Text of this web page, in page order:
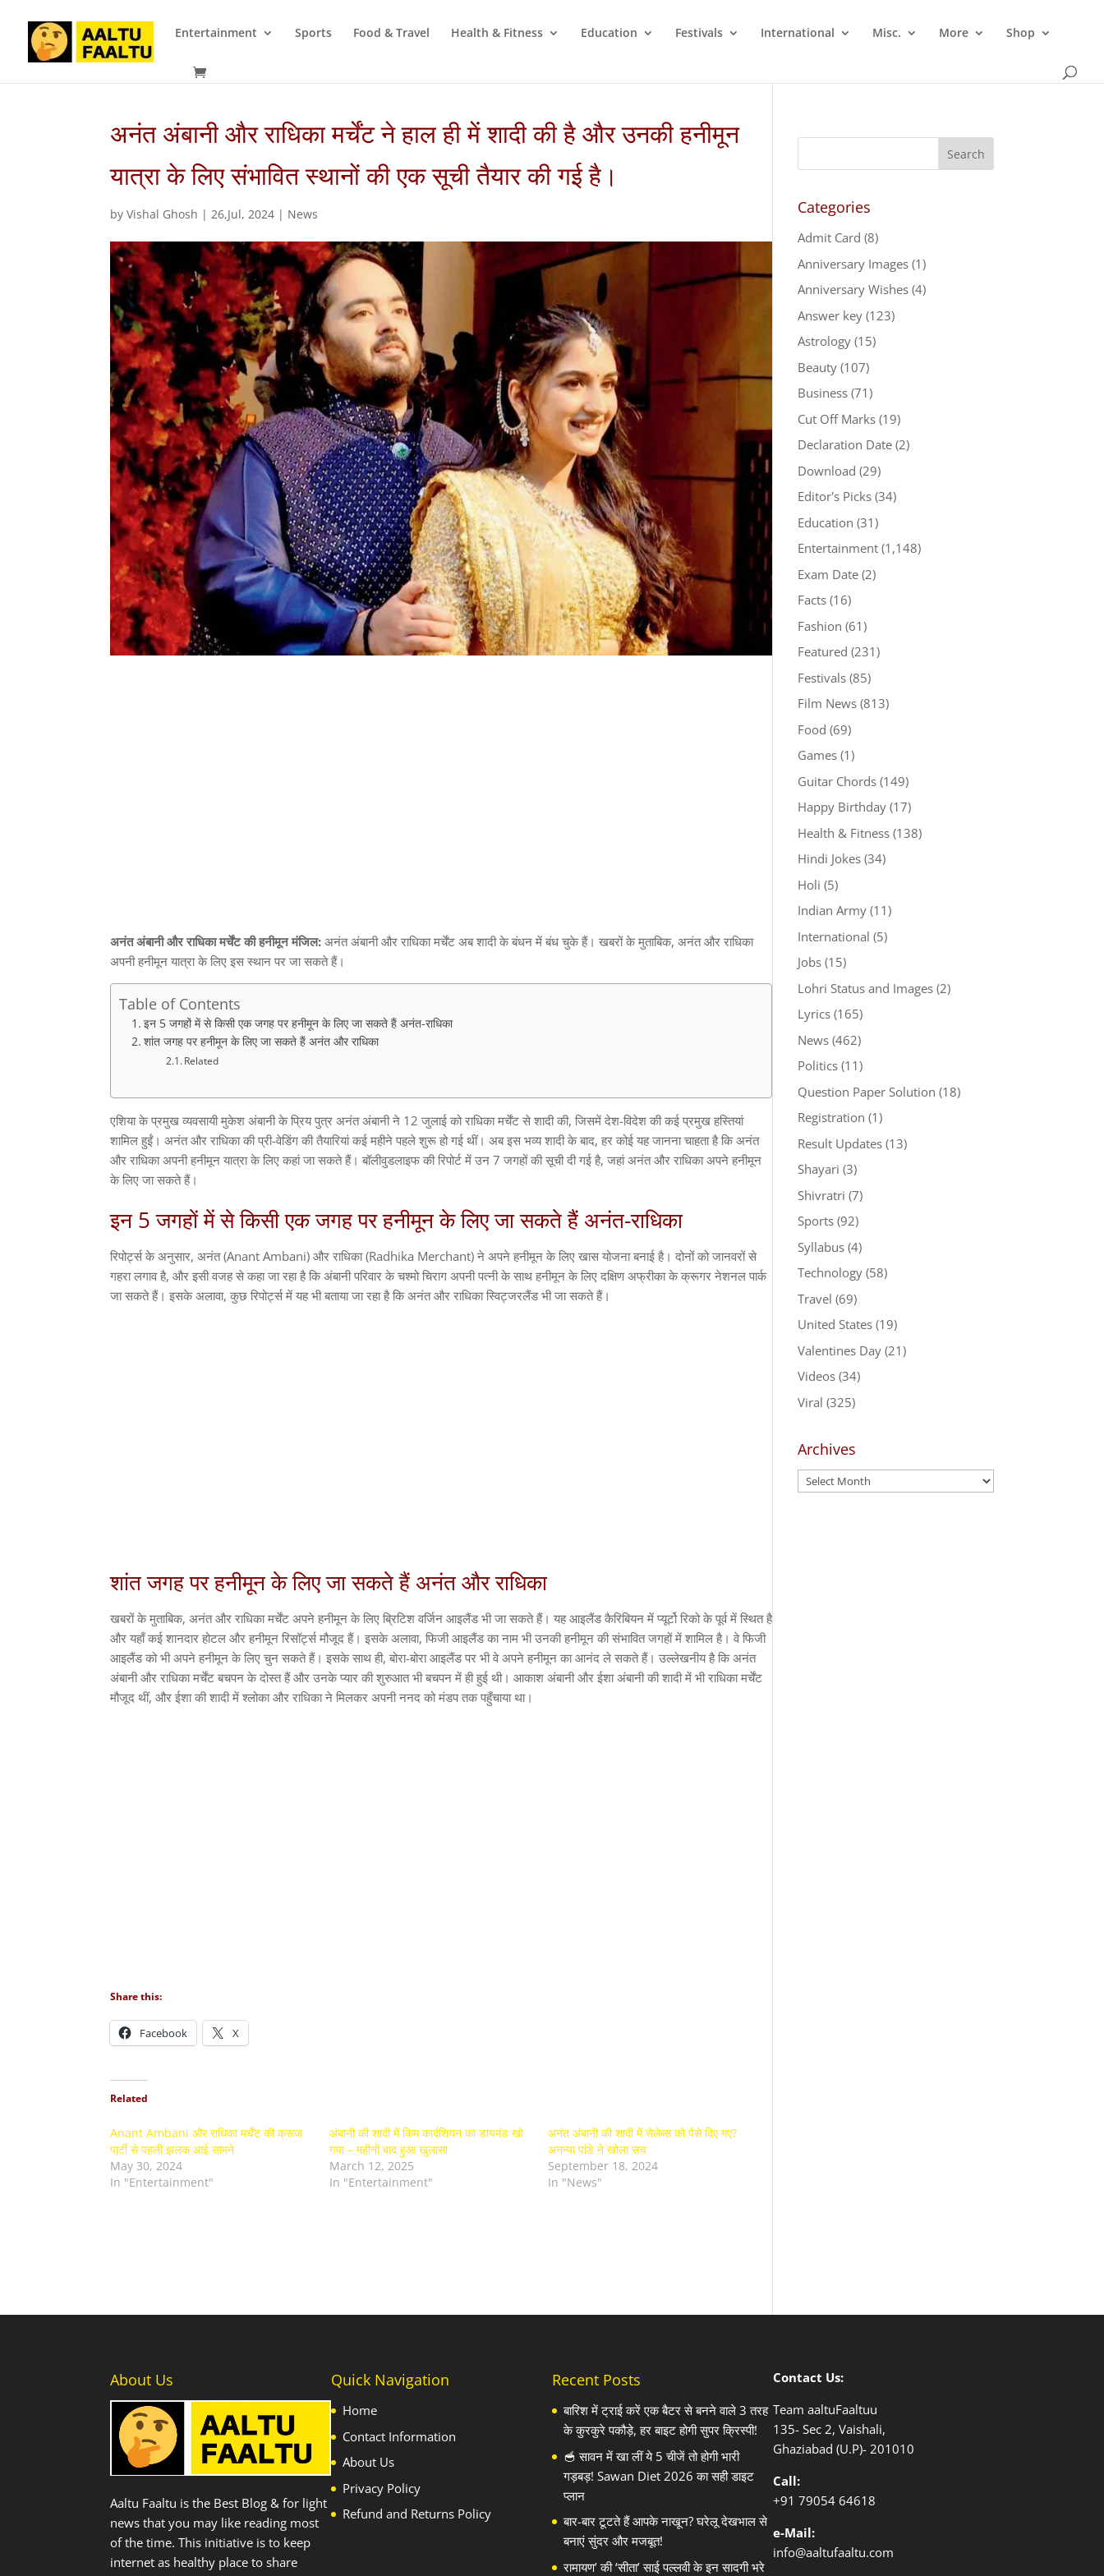
Entertainment Sports Food & Travel Health & Fitness Education Festivals International Misc. More Shop
अनंत अंबानी और राधिका मर्चेंट ने हाल ही में शादी की है और उनकी हनीमून
यात्रा के लिए संभावित स्थानों की एक सूची तैयार की गई है।
byVishal Ghosh |26,Jul, 2024 | News
अनंत अंबानी और राधिका मर्चेंट की हनीमून मंजिल: अनंत अंबानी और राधिका मर्चेंट अब शादी के बंधन में बंध चुके हैं। खबरों के मुताबिक, अनंत और राधिका
अपनी हनीमून यात्रा के लिए इस स्थान पर जा सकते हैं।
Table of Contents
इन 5 जगहों में से किसी एक जगह पर हनीमून के लिए जा सकते हैं अनंत-राधिका
शांत जगह पर हनीमून के लिए जा सकते हैं अनंत और राधिका
Related
एशिया के प्रमुख व्यवसायी मुकेश अंबानी के प्रिय पुत्र अनंत अंबानी ने 12 जुलाई को राधिका मर्चेंट से शादी की, जिसमें देश-विदेश की कई प्रमुख हस्तियां
शामिल हुईं। अनंत और राधिका की प्री-वेडिंग की तैयारियां कई महीने पहले शुरू हो गई थीं। अब इस भव्य शादी के बाद, हर कोई यह जानना चाहता है कि अनंत
और राधिका अपनी हनीमून यात्रा के लिए कहां जा सकते हैं। बॉलीवुडलाइफ की रिपोर्ट में उन 7 जगहों की सूची दी गई है, जहां अनंत और राधिका अपने हनीमून
के लिए जा सकते हैं।
इन 5 जगहों में से किसी एक जगह पर हनीमून के लिए जा सकते हैं अनंत-राधिका
रिपोर्ट्स के अनुसार, अनंत (Anant Ambani) और राधिका (Radhika Merchant) ने अपने हनीमून के लिए खास योजना बनाई है। दोनों को जानवरों से
गहरा लगाव है, और इसी वजह से कहा जा रहा है कि अंबानी परिवार के चश्मो चिराग अपनी पत्नी के साथ हनीमून के लिए दक्षिण अफ्रीका के क्रूगर नेशनल पार्क
जा सकते हैं। इसके अलावा, कुछ रिपोर्ट्स में यह भी बताया जा रहा है कि अनंत और राधिका स्विट्जरलैंड भी जा सकते हैं।
शांत जगह पर हनीमून के लिए जा सकते हैं अनंत और राधिका
खबरों के मुताबिक, अनंत और राधिका मर्चेंट अपने हनीमून के लिए ब्रिटिश वर्जिन आइलैंड भी जा सकते हैं। यह आइलैंड कैरिबियन में प्यूर्टो रिको के पूर्व में स्थित है
और यहाँ कई शानदार होटल और हनीमून रिसॉर्ट्स मौजूद हैं। इसके अलावा, फिजी आइलैंड का नाम भी उनकी हनीमून की संभावित जगहों में शामिल है। वे फिजी
आइलैंड को भी अपने हनीमून के लिए चुन सकते हैं। इसके साथ ही, बोरा-बोरा आइलैंड पर भी वे अपने हनीमून का आनंद ले सकते हैं। उल्लेखनीय है कि अनंत
अंबानी और राधिका मर्चेंट बचपन के दोस्त हैं और उनके प्यार की शुरुआत भी बचपन में ही हुई थी। आकाश अंबानी और ईशा अंबानी की शादी में भी राधिका मर्चेंट
मौजूद थीं, और ईशा की शादी में श्लोका और राधिका ने मिलकर अपनी ननद को मंडप तक पहुँचाया था।
Share this:
Facebook X
Related
Anant Ambani और राधिका मर्चेंट की क्रूज
पार्टी से पहली झलक आई सामने
May 30, 2024
In "Entertainment"
अंबानी की शादी में किम कार्दशियन का डायमंड खो
गया – महीनों बाद हुआ खुलासा
March 12, 2025
In "Entertainment"
अनंत अंबानी की शादी में सेलेब्स को पैसे दिए गए?
अनन्या पांडे ने खोला सच
September 18, 2024
In "News"
Categories
Admit Card (8)
Anniversary Images(1)
Anniversary Wishes(4)
Answer key(123)
Astrology(15)
Beauty(107)
Business(71)
Cut Off Marks(19)
Declaration Date(2)
Download (29)
Editor's Picks(34)
Education (31)
Entertainment(1,148)
Exam Date(2)
Facts(16)
Fashion (61)
Featured (231)
Festivals(85)
Film News(813)
Food (69)
Games(1)
Guitar Chords(149)
Happy Birthday(17)
Health & Fitness(138)
Hindi Jokes(34)
Holi (5)
Indian Army(11)
International (5)
Jobs(15)
Lohri Status and Images(2)
Lyrics(165)
News(462)
Politics(11)
Question Paper Solution (18)
Registration (1)
Result Updates(13)
Shayari (3)
Shivratri (7)
Sports(92)
Syllabus(4)
Technology(58)
Travel (69)
United States(19)
Valentines Day(21)
Videos(34)
Viral (325)
Archives
Archives
About Us
Aaltu Faaltu is the Best Blog & for light
news that you may like reading most
of the time. This initiative is to keep
internet as healthy place to share
Quick Navigation
Home
Contact Information
About Us
Privacy Policy
Refund and Returns Policy
Recent Posts
बारिश में ट्राई करें एक बैटर से बनने वाले 3 तरह
के कुरकुरे पकौड़े, हर बाइट होगी सुपर क्रिस्पी!
🥣 सावन में खा लीं ये 5 चीजें तो होगी भारी
गड़बड़! Sawan Diet 2026 का सही डाइट
प्लान
बार-बार टूटते हैं आपके नाखून? घरेलू देखभाल से
बनाएं सुंदर और मजबूत!
रामायण’ की ‘सीता’ साई पल्लवी के इन सादगी भरे
Contact Us:
Team aaltuFaaltuu
135- Sec 2, Vaishali,
Ghaziabad (U.P)- 201010
Call:
+91 79054 64618
e-Mail:
info@aaltufaaltu.com